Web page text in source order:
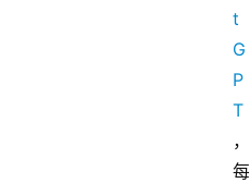
t
G
P
T
，
每